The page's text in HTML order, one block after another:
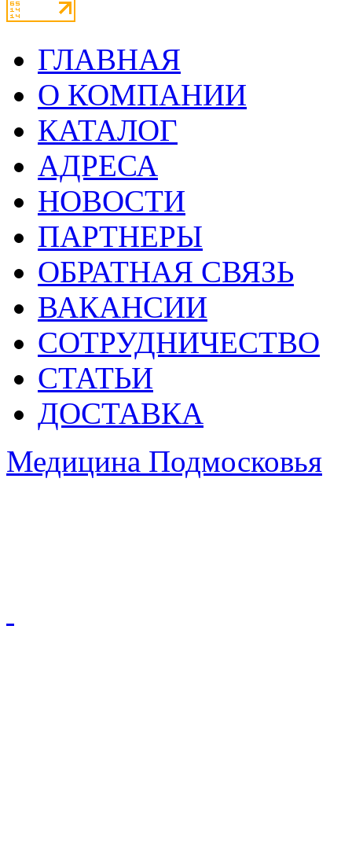
ГЛАВНАЯ
О КОМПАНИИ
КАТАЛОГ
АДРЕСА
НОВОСТИ
ПАРТНЕРЫ
ОБРАТНАЯ СВЯЗЬ
ВАКАНСИИ
СОТРУДНИЧЕСТВО
СТАТЬИ
ДОСТАВКА
Медицина Подмосковья